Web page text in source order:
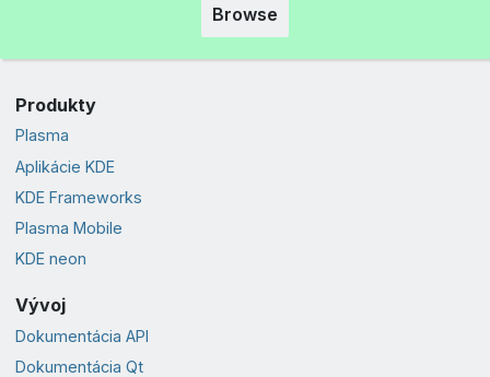
Browse
Produkty
Plasma
Aplikácie KDE
KDE Frameworks
Plasma Mobile
KDE neon
Vývoj
Dokumentácia API
Dokumentácia Qt